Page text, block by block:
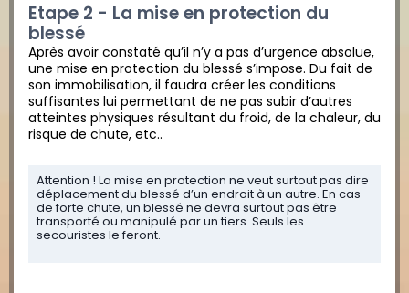
Etape 2 - La mise en protection du
blessé
Après avoir constaté qu’il n’y a pas d’urgence absolue,
une mise en protection du blessé s’impose. Du fait de
son immobilisation, il faudra créer les conditions
suffisantes lui permettant de ne pas subir d’autres
atteintes physiques résultant du froid, de la chaleur, du
risque de chute, etc..
Attention ! La mise en protection ne veut surtout pas dire
déplacement du blessé d’un endroit à un autre. En cas
de forte chute, un blessé ne devra surtout pas être
transporté ou manipulé par un tiers. Seuls les
secouristes le feront.